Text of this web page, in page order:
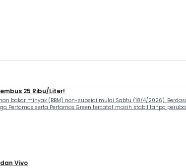
25 Ribu/Liter!
bakar minyak (BBM) non-subsidi mulai Sabtu (18/4/2026).
Pertamax serta Pertamax Green tercatat masih stabil tanpa
Vivo